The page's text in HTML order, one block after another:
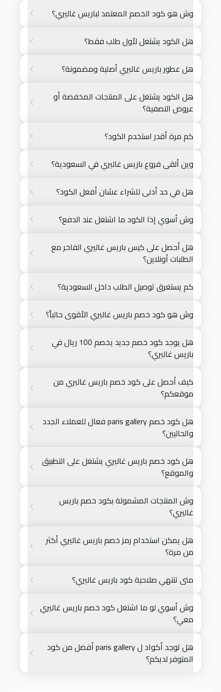
وش هو كود الخصم المعتمد لباريس غاليري؟
هل الكود يشتغل لأول طلب فقط؟
هل عطور باريس غاليري أصلية ومضمونة؟
هل الكود يشتغل على المنتجات المخفضة أو
عروض التصفية؟
كم مرة أقدر استخدم الكود؟
وين ألقى فروع باريس غاليري في السعودية؟
هل في حد أدنى للشراء عشان أفعل الكود؟
وش أسوي إذا الكود ما اشتغل عند الدفع؟
هل أحصل على كيس باريس غاليري الفاخر مع
الطلبات أونلاين؟
كم يستغرق توصيل الطلب داخل السعودية؟
وش هو كود خصم باريس غاليري الأقوى حالياً؟
هل يوجد كود خصم جديد يخصم 100 ريال في
باريس غاليري؟
كيف أحصل على كود خصم باريس غاليري من
موقعكم؟
هل كود خصم paris gallery فعال للعملاء الجدد
والحاليين؟
هل كود خصم باريس غاليري يشتغل على التطبيق
والموقع؟
وش المنتجات المشمولة بكود خصم باريس
غاليري؟
هل يمكن استخدام رمز خصم باريس غاليري أكثر
من مرة؟
متى تنتهي صلاحية كود باريس غاليري؟
وش أسوي لو ما اشتغل كود خصم باريس غاليري
معي؟
هل توجد أكواد ل paris gallery أفضل من كود
المتوفر لديكم؟